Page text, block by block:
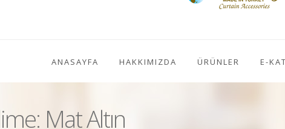
ANASAYFA HAKKIMIZDA ÜRÜNLER E-
Mat Altın